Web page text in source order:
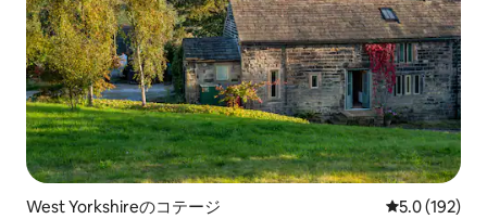
West Yorkshireのコテージ レビュー192
5.0 (192)